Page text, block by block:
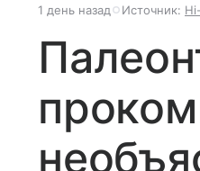
1 день назад Источник: